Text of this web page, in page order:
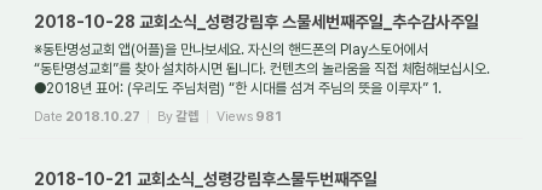
2018-10-28 교회소식_성령강림후 스물세번째주일_추수감사주일
※동탄명성교회 앱(어플)을 만나보세요. 자신의 핸드폰의 Play스토어에서
“동탄명성교회”를 찾아 설치하시면 됩니다. 컨텐츠의 놀라움을 직접 체험해보십시오.
●2018년 표어: (우리도 주님처럼) “한 시대를 섬겨 주님의 뜻을 이루자” 1.
Date 2018.10.27 By갈렙 Views 981
2018-10-21 교회소식_성령강림후스물두번째주일